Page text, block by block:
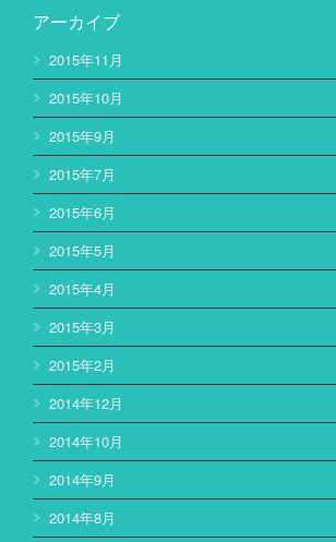
アーカイブ
2015年11月
2015年10月
2015年9月
2015年7月
2015年6月
2015年5月
2015年4月
2015年3月
2015年2月
2014年12月
2014年10月
2014年9月
2014年8月